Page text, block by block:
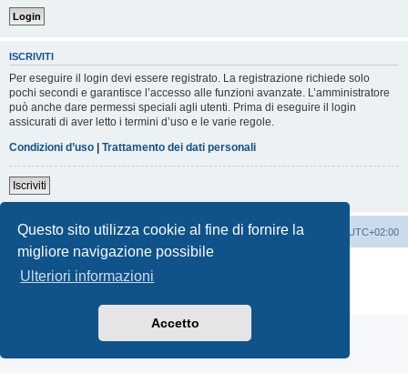
Questo sito utilizza cookie al fine di fornire la
migliore navigazione possibile
Ulteriori informazioni
Accetto
ISCRIVITI
Per eseguire il login devi essere registrato. La registrazione richiede solo
pochi secondi e garantisce l’accesso alle funzioni avanzate. L’amministratore
può anche dare permessi speciali agli utenti. Prima di eseguire il login
assicurati di aver letto i termini d’uso e le varie regole.
Condizioni d’uso | Trattamento dei dati personali
Iscriviti
Indice Tutti gli orari sono UTC+02:00
Cancella cookie
Contattaci
Traduzione Italiana